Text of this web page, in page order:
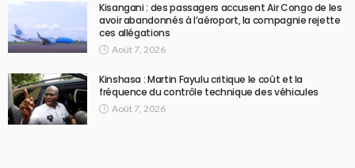
Kisangani : des passagers accusent Air Congo de les
avoir abandonnés à l’aéroport, la compagnie rejette
ces allégations
Août 7, 2026
Kinshasa : Martin Fayulu critique le coût et la
fréquence du contrôle technique des véhicules
Août 7, 2026